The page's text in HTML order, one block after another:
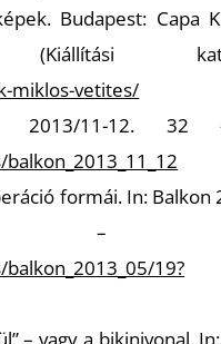
Budapest: Capa
miklos-vetites/
2013/11-12.
formái. In: Balkon
–
19?
– vagy a bikinivonal.